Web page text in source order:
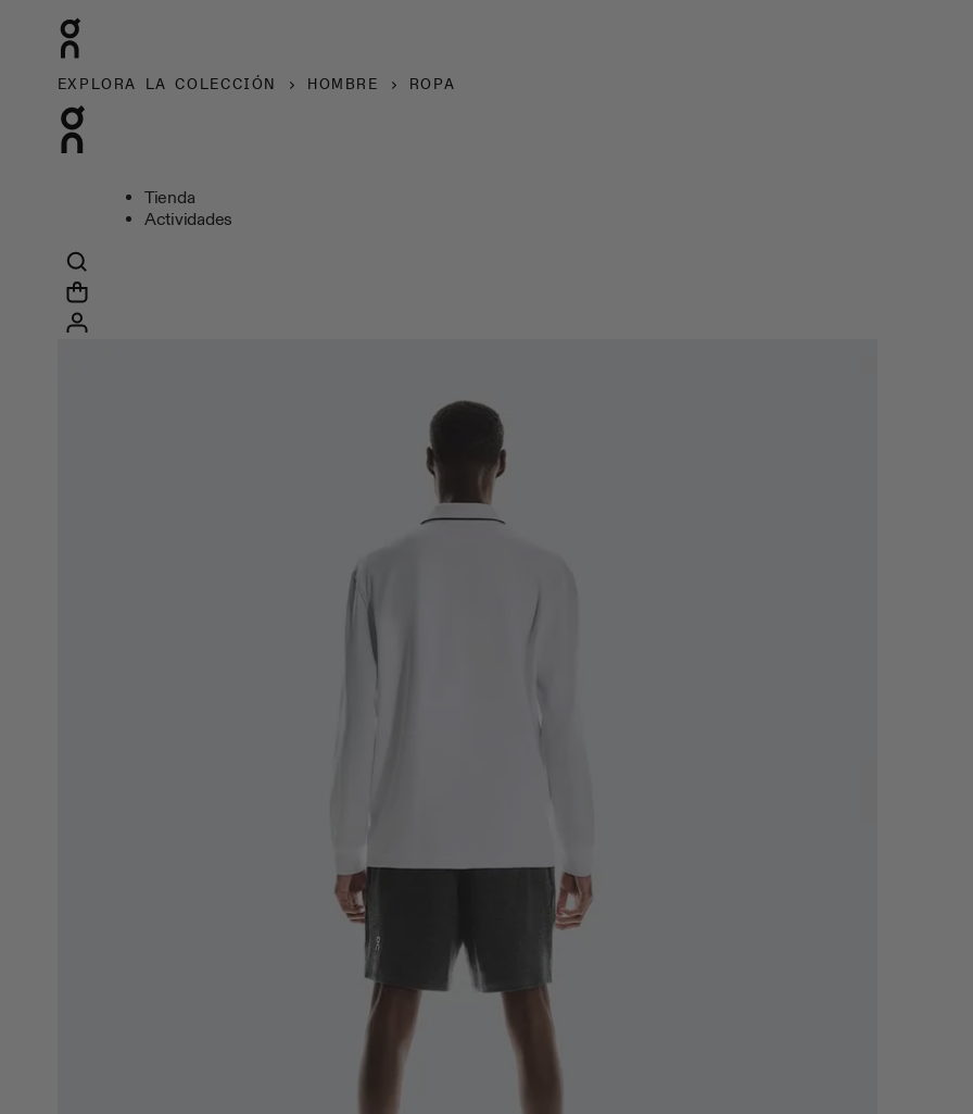
EXPLORA LA COLECCIÓN HOMBRE ROPA
Tienda
Actividades